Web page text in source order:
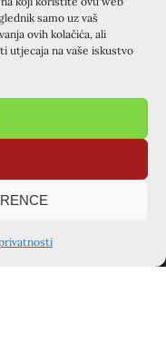
samo uz vaš
ovih kolačića, ali
utjecaja na vaše iskustvo
Sesvete